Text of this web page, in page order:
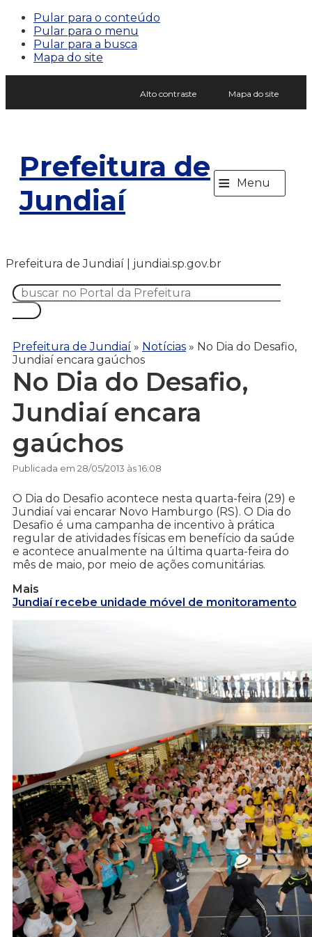
Pular para o conteúdo
Pular para o menu
Pular para a busca
Mapa do site
Alto contraste Mapa do site
Prefeitura de
Jundiaí
≡ Menu
Prefeitura de Jundiaí | jundiai.sp.gov.br
Prefeitura de Jundiaí » Notícias » No Dia do Desafio,
Jundiaí encara gaúchos
No Dia do Desafio,
Jundiaí encara
gaúchos
Publicada em 28/05/2013 às 16:08
O Dia do Desafio acontece nesta quarta-feira (29) e
Jundiaí vai encarar Novo Hamburgo (RS). O Dia do
Desafio é uma campanha de incentivo à prática
regular de atividades físicas em benefício da saúde
e acontece anualmente na última quarta-feira do
mês de maio, por meio de ações comunitárias.
Mais
Jundiaí recebe unidade móvel de monitoramento